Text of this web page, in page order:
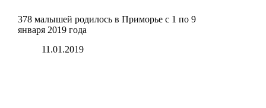
378 малышей родилось в Приморье с 1 по 9
января 2019 года
11.01.2019